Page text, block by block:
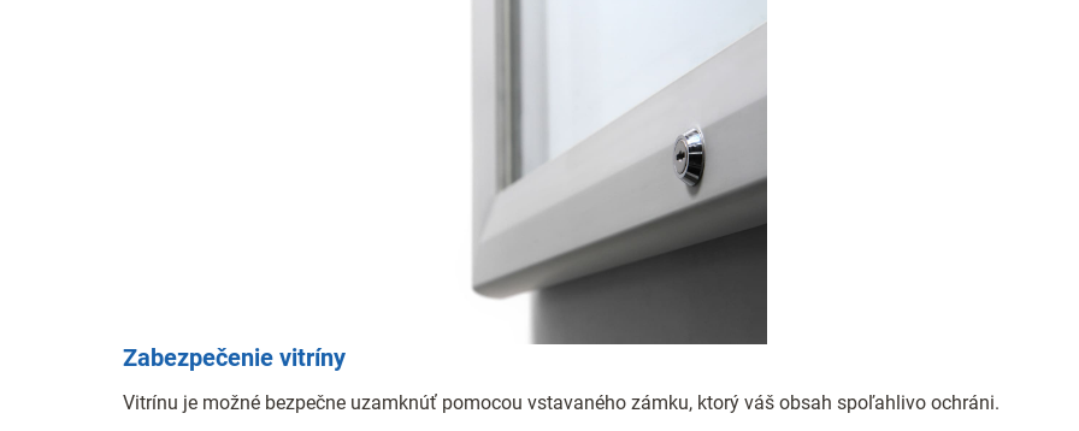
Zabezpečenie vitríny
Vitrínu je možné bezpečne uzamknúť pomocou vstavaného zámku, ktorý váš obsah spoľahlivo ochráni.